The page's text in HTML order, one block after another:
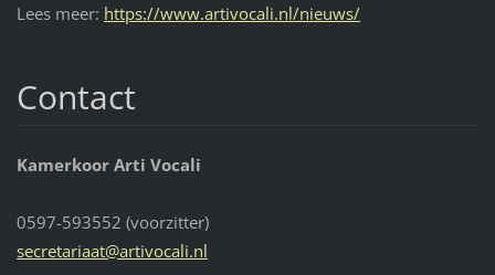
Lees meer: https://www.artivocali.nl/nieuws/
Contact
Kamerkoor Arti Vocali
0597-593552 (voorzitter)
secretariaat@artivocali.nl